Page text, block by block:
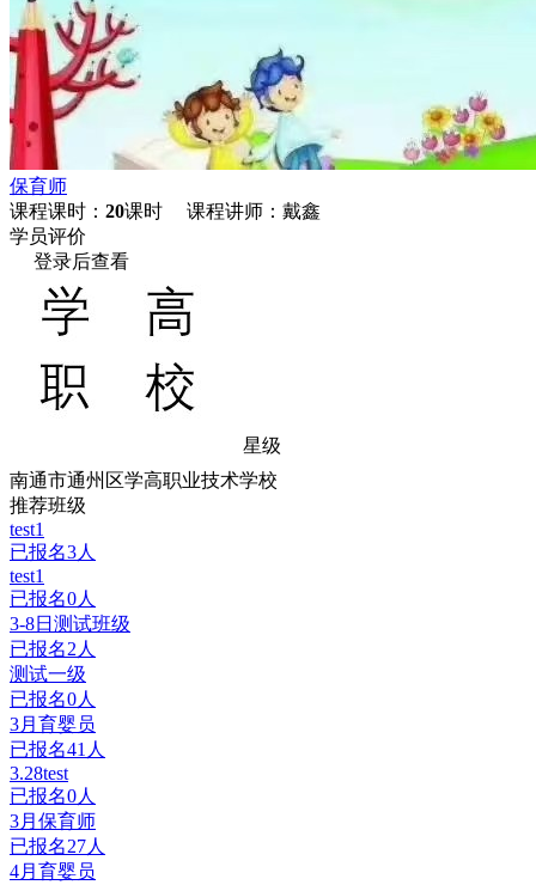
保育师
课程课时： 20课时 课程讲师：戴鑫
学员评价
登录后查看
星级
南通市通州区学高职业技术学校
推荐班级
test1
已报名3人
test1
已报名0人
3-8日测试班级
已报名2人
测试一级
已报名0人
3月育婴员
已报名41人
3.28test
已报名0人
3月保育师
已报名27人
4月育婴员